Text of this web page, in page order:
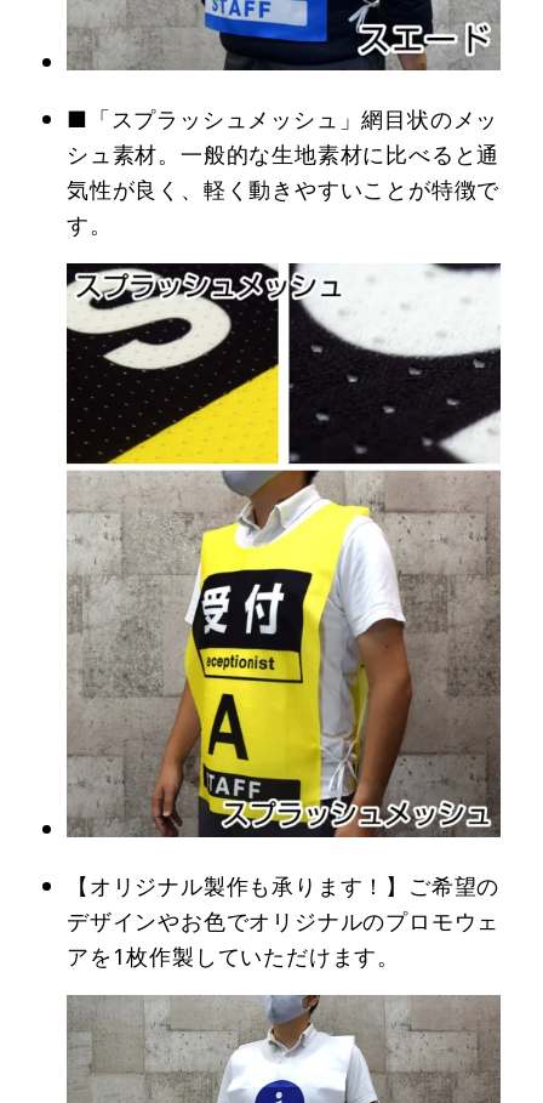
■「スプラッシュメッシュ」網目状のメッ
シュ素材。一般的な生地素材に比べると通
気性が良く、軽く動きやすいことが特徴で
す。
【オリジナル製作も承ります！】ご希望の
デザインやお色でオリジナルのプロモウェ
アを1枚作製していただけます。